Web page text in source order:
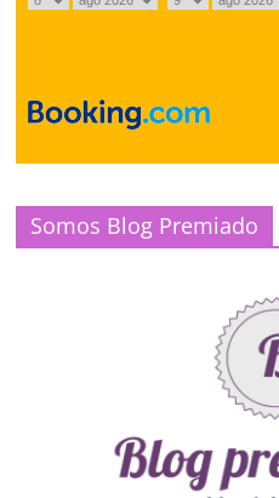
Somos Blog Premiado